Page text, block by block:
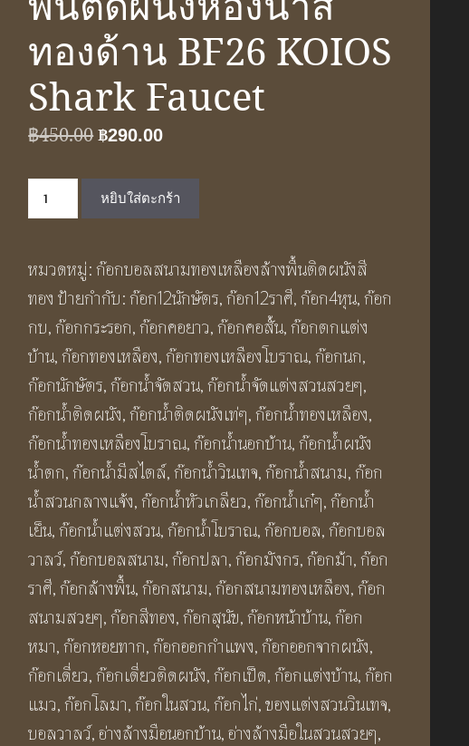
ทองด้าน BF26 KOIOS
Shark Faucet
฿450.00Original
was:
฿450.00.
฿290.00Current
is:
฿290.00.
จำนวน
ก๊อก
เย็น
คอ
สั้น
ล้าง
พื้น
ติด
ผนัง
ห้องน้ำ
สี
ทอง
ด้าน
BF26
KOIOS
Shark
Faucet
ชิ้น
หยิบใส่ตะกร้า
หมวดหมู่:ก๊อกบอลสนามทองเหลืองล้างพื้นติดผนังสี
ทอง ป้ายกำกับ:ก๊อก12นักษัตร,ก๊อก12ราศี,ก๊อก4หุน,ก๊อก
กบ,ก๊อกกระรอก,ก๊อกคอยาว,ก๊อกคอสั้น,ก๊อกตกแต่ง
บ้าน,ก๊อกทองเหลือง,ก๊อกทองเหลืองโบราณ,ก๊อกนก,
ก๊อกนักษัตร,ก๊อกน้ำจัดสวน,ก๊อกน้ำจัดแต่งสวนสวยๆ,
ก๊อกน้ำติดผนัง,ก๊อกน้ำติดผนังเท่ๆ,ก๊อกน้ำทองเหลือง,
ก๊อกน้ำทองเหลืองโบราณ,ก๊อกน้ำนอกบ้าน,ก๊อกน้ำผนัง
น้ำตก,ก๊อกน้ำมีสไตล์,ก๊อกน้ำวินเทจ,ก๊อกน้ำสนาม,ก๊อก
น้ำสวนกลางแจ้ง,ก๊อกน้ำหัวเกลียว,ก๊อกน้ำเก๋ๆ,ก๊อกน้ำ
เย็น,ก๊อกน้ำแต่งสวน,ก๊อกน้ำโบราณ,ก๊อกบอล,ก๊อกบอล
วาลว์,ก๊อกบอลสนาม,ก๊อกปลา,ก๊อกมังกร,ก๊อกม้า,ก๊อก
ราศี,ก๊อกล้างพื้น,ก๊อกสนาม,ก๊อกสนามทองเหลือง,ก๊อก
สนามสวยๆ,ก๊อกสีทอง,ก๊อกสุนัข,ก๊อกหน้าบ้าน,ก๊อก
หมา,ก๊อกหอยทาก,ก๊อกออกกำแพง,ก๊อกออกจากผนัง,
ก๊อกเดี่ยว,ก๊อกเดี่ยวติดผนัง,ก๊อกเป็ด,ก๊อกแต่งบ้าน,ก๊อก
แมว,ก๊อกโลมา,ก๊อกในสวน,ก๊อกไก่,ของแต่งสวนวินเทจ,
บอลวาลว์,อ่างล้างมือนอกบ้าน,อ่างล้างมือในสวนสวยๆ,